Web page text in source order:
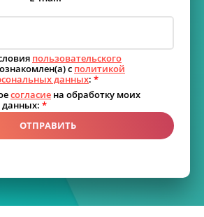
пользовательского
с политикой
данных: *
согласие на обработку моих
данных: *
ОТПРАВИТЬ